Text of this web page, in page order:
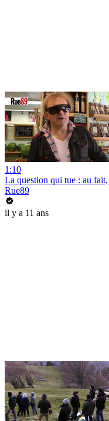
1:10
La question qui tue : au
Rue89
il y a 11 ans